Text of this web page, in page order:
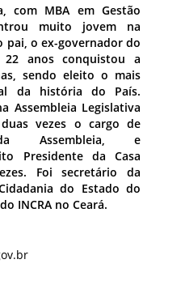
com MBA em Gestão
muito jovem na
pai, o ex-governador do
22 anos conquistou a
sendo eleito o mais
da história do País.
Assembleia Legislativa
vezes o cargo de
da Assembleia, e
Presidente da Casa
Foi secretário da
do Estado do
INCRA no Ceará.